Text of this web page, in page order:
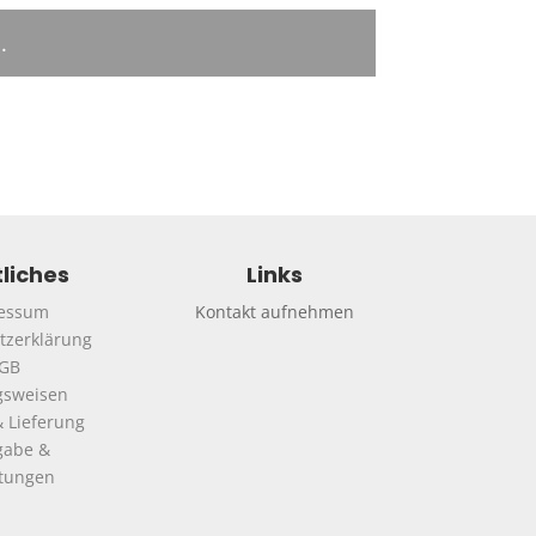
.
Lieferung
&
Links
Kontakt aufnehmen